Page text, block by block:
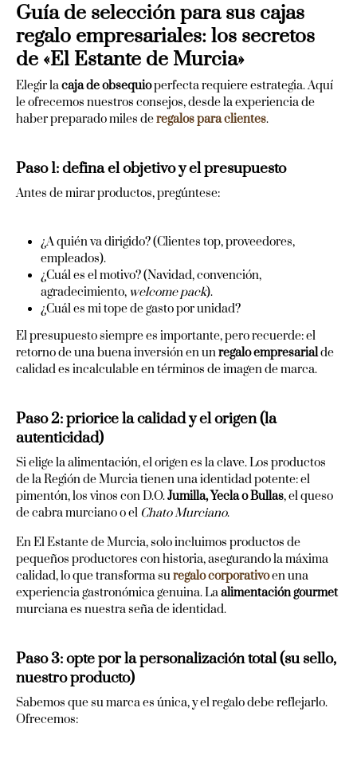
Guía de selección para sus cajas
regalo empresariales: los secretos
de «El Estante de Murcia»
Elegir lacaja de obsequioperfecta requiere estrategia. Aquí
le ofrecemos nuestros consejos, desde la experiencia de
haber preparado miles deregalos para clientes.
Paso 1: defina el objetivo y el presupuesto
Antes de mirar productos, pregúntese:
¿A quién va dirigido? (Clientes top, proveedores,
empleados).
¿Cuál es el motivo? (Navidad, convención,
agradecimiento, welcome pack).
¿Cuál es mi tope de gasto por unidad?
El presupuesto siempre es importante, pero recuerde: el
retorno de una buena inversión en unregalo empresarialde
calidad es incalculable en términos de imagen de marca.
Paso 2: priorice la calidad y el origen (la
autenticidad)
Si elige la alimentación, el origen es la clave. Los productos
de la Región de Murcia tienen una identidad potente: el
pimentón, los vinos con D.O.Jumilla, Yecla o Bullas, el queso
de cabra murciano o el Chato Murciano.
En El Estante de Murcia, solo incluimos productos de
pequeños productores con historia, asegurando la máxima
calidad, lo que transforma suregalo corporativoen una
experiencia gastronómica genuina. Laalimentación gourmet
murciana es nuestra seña de identidad.
Paso 3: opte por la personalización total (su sello,
nuestro producto)
Sabemos que su marca es única, y el regalo debe reflejarlo.
Ofrecemos: